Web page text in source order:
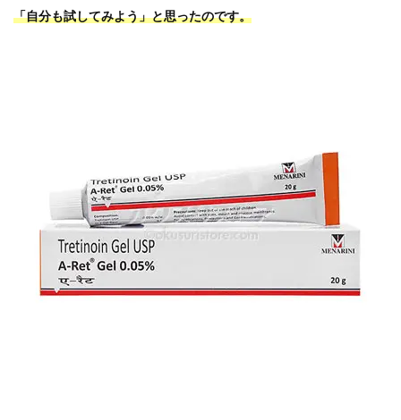
「自分も試してみよう」と思ったのです。